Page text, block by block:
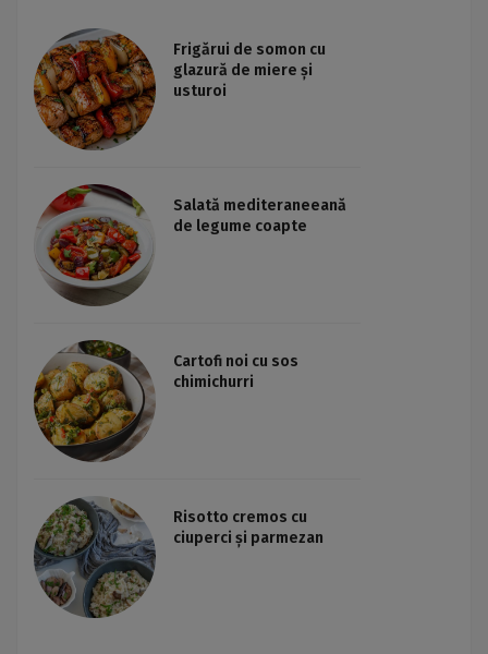
Frigărui de somon cu
glazură de miere și
usturoi
Salată mediteraneeană
de legume coapte
Cartofi noi cu sos
chimichurri
Risotto cremos cu
ciuperci și parmezan